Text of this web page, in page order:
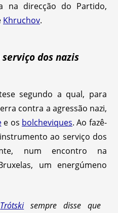
na direcção do Partido,
Khruchov.
dos nazis
segundo a qual, para
contra a agressão nazi,
e os bolcheviques. Ao fazê-
ao serviço dos
num encontro na
um energúmeno
Trótskisempre disse que